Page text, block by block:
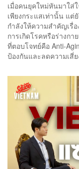
เมื่อคนยุคใหม่หันมาใส่
เพียงกระแสเท่านั้น แ
กำลังให้ความสำคัญเรื่
การเกิดโรคหรือร่างก
ที่ตอบโจทย์คือ Anti-
ป้องกันและลดความเสี่ย